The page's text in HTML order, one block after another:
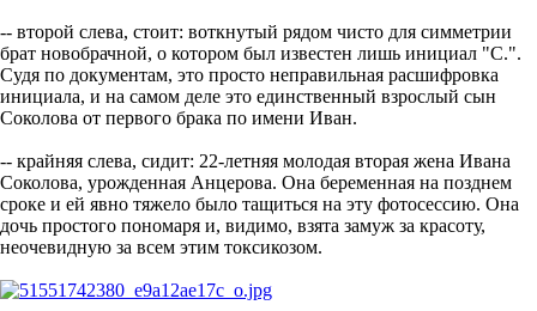
-- второй слева, стоит: воткнутый рядом чисто для симметрии
брат новобрачной, о котором был известен лишь инициал "С.".
Судя по документам, это просто неправильная расшифровка
инициала, и на самом деле это единственный взрослый сын
Соколова от первого брака по имени Иван.
-- крайняя слева, сидит: 22-летняя молодая вторая жена Ивана
Соколова, урожденная Анцерова. Она беременная на позднем
сроке и ей явно тяжело было тащиться на эту фотосессию. Она
дочь простого пономаря и, видимо, взята замуж за красоту,
неочевидную за всем этим токсикозом.